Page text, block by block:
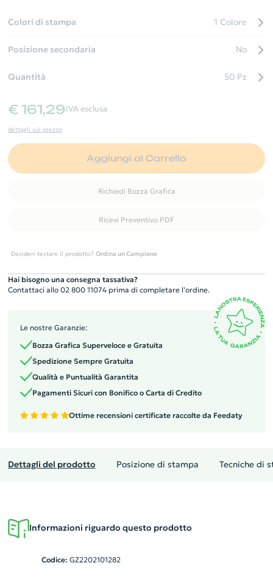
Colori di stampa 1 Colore
Posizione secondaria No
Quantità 50 Pz
€ 161,29IVA esclusa
dettagli sul prezzo
Aggiungi al Carrello
Richiedi Bozza Grafica
Ricevi Preventivo PDF
Desideri testare il prodotto? Ordina un Campione
Hai bisogno una consegna tassativa?
Contattaci allo 02 800 11074 prima di completare l’ordine.
Le nostre Garanzie:
Bozza Grafica Superveloce e Gratuita
Spedizione Sempre Gratuita
Qualità e Puntualità Garantita
Pagamenti Sicuri con Bonifico o Carta di Credito
Ottime recensioni certificate raccolte da Feedaty
Dettagli del prodotto Posizione di stampa Tecniche di
Informazioni riguardo questo prodotto
Codice: GZ2202101282